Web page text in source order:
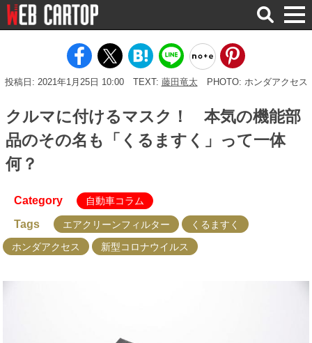
検
索
投稿日: 2021年1月25日 10:00 TEXT: 藤田竜太 PHOTO: ホンダアクセス
クルマに付けるマスク！ 本気の機能部
品のその名も「くるますく」って一体
何？
Category 自動車コラム
Tags エアクリーンフィルター
くるますく
ホンダアクセス
新型コロナウイルス